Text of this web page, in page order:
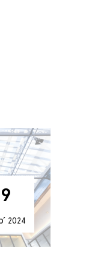
9
2024